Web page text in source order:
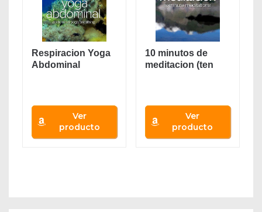
Respiracion Yoga
Abdominal
Ver
producto
10 minutos de
meditacion (ten
Ver
producto